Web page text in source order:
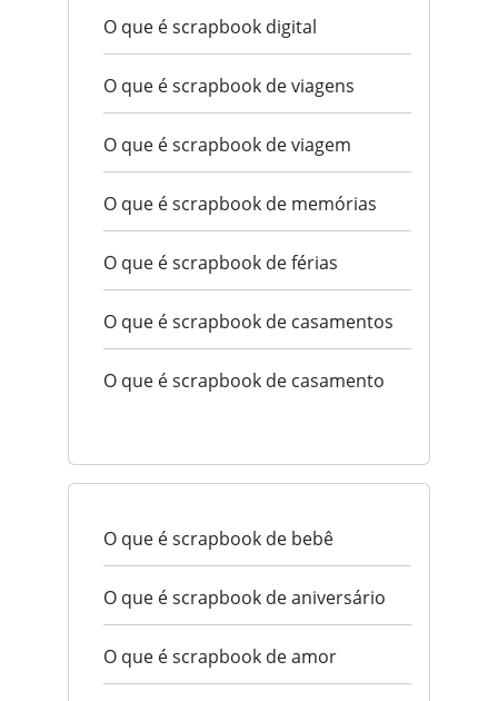
O que é scrapbook digital
O que é scrapbook de viagens
O que é scrapbook de viagem
O que é scrapbook de memórias
O que é scrapbook de férias
O que é scrapbook de casamentos
O que é scrapbook de casamento
O que é scrapbook de bebê
O que é scrapbook de aniversário
O que é scrapbook de amor